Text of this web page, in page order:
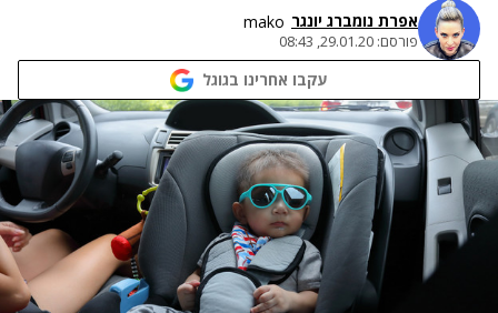
אפרת נומברג יונגר mako
פורסם: 29.01.20, 08:43
עקבו אחרינו בגוגל